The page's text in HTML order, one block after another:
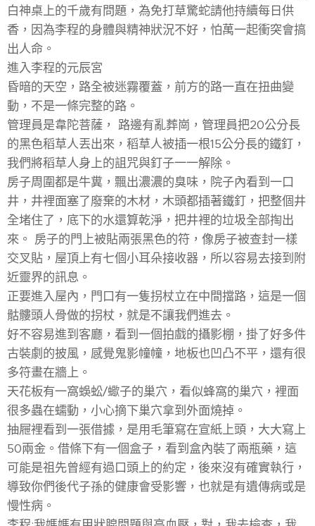
白神桌上的千歲有問題，為免打草驚蛇請他持續每日供
香，因為李程的身體與精神狀況不好，怕萬一起衝突會搞
出人命。
進入李程的元辰宮
昏暗的天空，路全被迷霧覆蓋，前方的路一直在扭曲變
動，不是一條完整的路。
管理員是韋陀菩薩， 路邊有亂葬崗，管理員把20公分長
的黑色稻草人丟出來，稻草人被插一根15公分長的鐵釘，
我們將稻草人身上的詛咒與釘子一一解除。
房子周圍都是牛糞，飄出濃濃的臭味，院子內看到一口
井，井裡面塞了廢棄的木材，木頭都插著鐵釘，把整個井
全堵住了，底下的水還算乾淨，把井裡的垃圾全部掏出
來。 房子的門上被貼兩張黑色的符，像房子被查封一樣
交叉貼，屋頂上有七個小耳朵接收器，所以容易去接到附
近靈界的訊息。
正要進入屋內，門口有一隻拐杖立在中間擋路，這是一個
骷髏頭人骨做的拐杖，就是不讓我們進去。
好不容易進到客廳，看到一個拍戲的攝影棚，掛了好多件
古裝劇的披風，感覺鬼影幢幢，地板也凹凸不平，還有很
多符畫在牆上。
天花板有一窩蜈蚣/蠍子的巢穴，看似蜂窩的巢穴，裡面
很多蟲在蠕動，小心摘下巢穴拿到外面燒掉。
抽屜裡看到一張借據，是用毛筆寫在宣紙上頭，大大寫上
50兩金。借條下有一個盒子，看到盒內裝了兩瓶藥，這
可能是祖先曾經有過口頭上的約定，後來沒有確實執行，
導致你們後代子孫的健康會受影響，也就是有遺傳病或是
慢性病。